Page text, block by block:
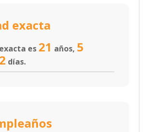
exacta
es 21 años, 5
2 días.